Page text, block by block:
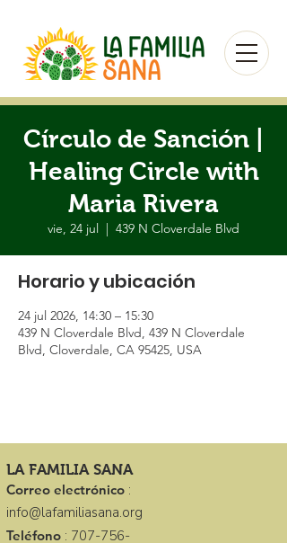
Círculo de Sanción |
Healing Circle with
Maria Rivera
vie, 24 jul
  |
439 N Cloverdale Blvd
Horario y ubicación
24 jul 2026, 14:30 – 15:30
439 N Cloverdale Blvd, 439 N Cloverdale
Blvd, Cloverdale, CA 95425, USA
LA FAMILIA SANA
Correo electrónico :
info@lafamiliasana.org
Teléfono : 707-756-